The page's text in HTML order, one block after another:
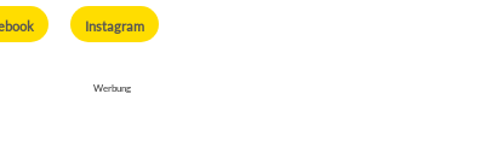
Instagram
Werbung